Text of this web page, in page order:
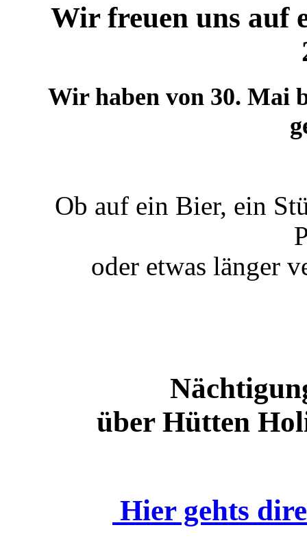
Wir freuen uns auf
Wir haben von 30. Mai
Ob auf ein Bier, ein
oder etwas länger
über Hütten
Hier gehts